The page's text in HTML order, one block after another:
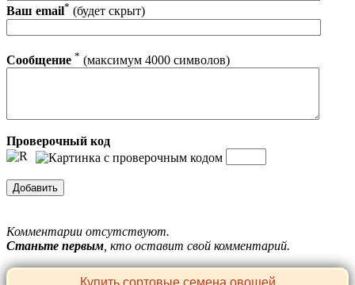
Ваш email* (будет скрыт)
Сообщение * (максимум 4000 символов)
Проверочный код
Комментарии отсутствуют.
Станьте первым , кто оставит свой комментарий.